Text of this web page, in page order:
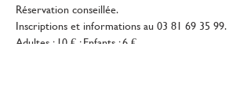
Réservation conseillée.
Inscriptions et informations au 03 81 69 35 99.
Adultes : 10 € ; Enfants : 6 €